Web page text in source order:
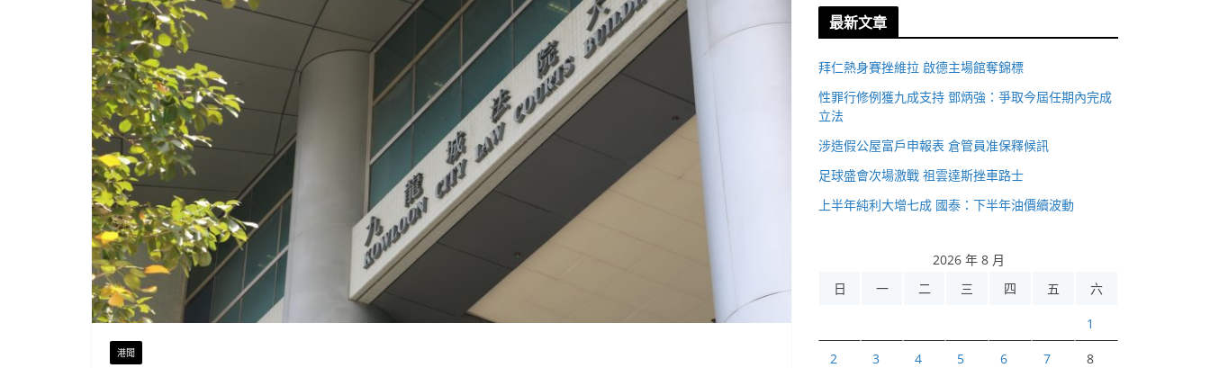
港聞
最新文章
拜仁熱身賽挫維拉 啟德主場館奪錦標
性罪行修例獲九成支持 鄧炳強：爭取今屆任期內完成
立法
涉造假公屋富戶申報表 倉管員准保釋候訊
足球盛會次場激戰 祖雲達斯挫車路士
上半年純利大增七成 國泰：下半年油價續波動
2026 年 8 月
日
一 二 三 四 五 六
1
2 3 4 5 6 7 8